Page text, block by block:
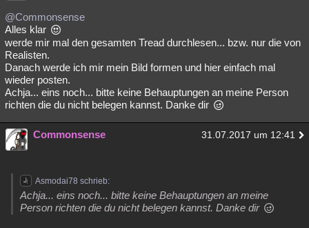
@Commonsense
Alles klar
werde mir mal den gesamten Tread durchlesen... bzw. nur die von
Realisten.
Danach werde ich mir mein Bild formen und hier einfach mal
wieder posten.
Achja... eins noch... bitte keine Behauptungen an meine Person
richten die du nicht belegen kannst. Danke dir
Commonsense 31.07.2017 um 12:41
Asmodai78 schrieb:
Achja... eins noch... bitte keine Behauptungen an meine
Person richten die du nicht belegen kannst. Danke dir